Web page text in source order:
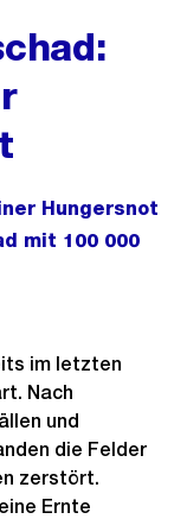
Hungersnot
mit 100 000
im letzten
Nach
und
die Felder
zerstört.
Ernte